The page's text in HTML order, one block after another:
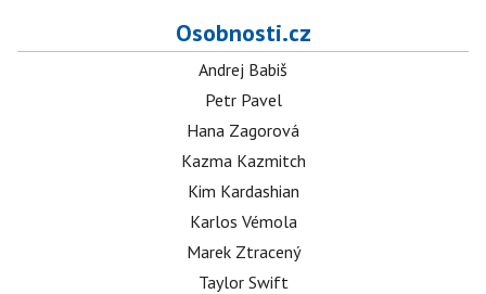
Osobnosti.cz
Andrej Babiš
Petr Pavel
Hana Zagorová
Kazma Kazmitch
Kim Kardashian
Karlos Vémola
Marek Ztracený
Taylor Swift